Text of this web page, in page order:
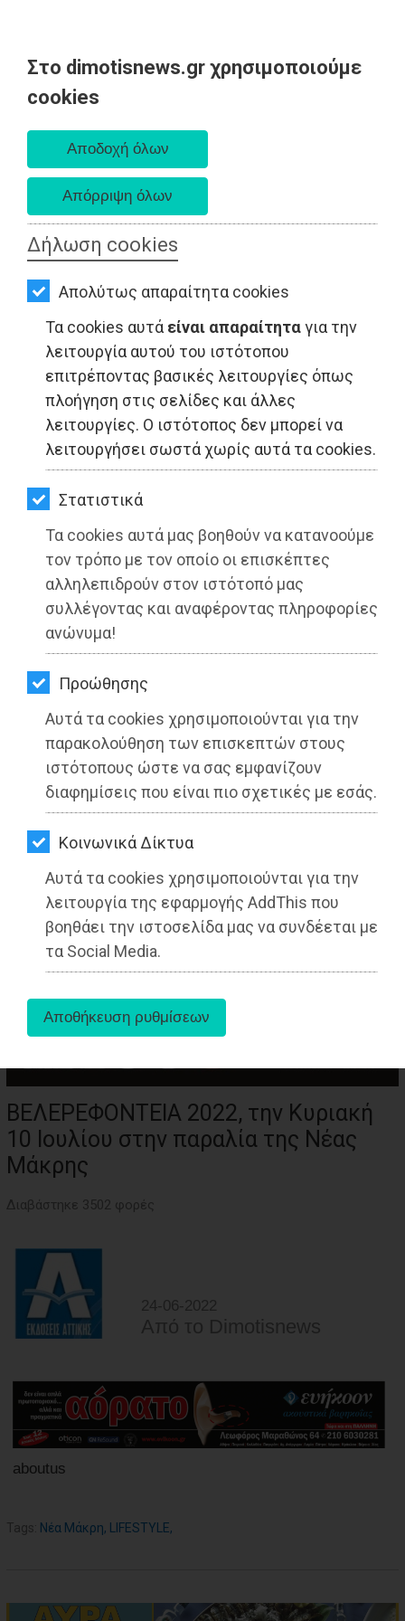
Στο dimotisnews.gr χρησιμοποιούμε
cookies
Δήλωση cookies
Απολύτως απαραίτητα cookies
Τα cookies αυτά είναι απαραίτηταγια την
λειτουργία αυτού του ιστότοπου
επιτρέποντας βασικές λειτουργίες όπως
πλοήγηση στις σελίδες και άλλες
λειτουργίες. Ο ιστότοπος δεν μπορεί να
λειτουργήσει σωστά χωρίς αυτά τα cookies.
Στατιστικά
Τα cookies αυτά μας βοηθούν να κατανοούμε
τον τρόπο με τον οποίο οι επισκέπτες
αλληλεπιδρούν στον ιστότοπό μας
συλλέγοντας και αναφέροντας πληροφορίες
ανώνυμα!
Προώθησης
Αυτά τα cookies χρησιμοποιούνται για την
παρακολούθηση των επισκεπτών στους
ιστότοπους ώστε να σας εμφανίζουν
διαφημίσεις που είναι πιο σχετικές με εσάς.
Kοινωνικά Δίκτυα
Αυτά τα cookies χρησιμοποιούνται για την
λειτουργία της εφαρμογής AddThis που
βοηθάει την ιστοσελίδα μας να συνδέεται με
τα Social Media.
AΡΧΙΚΗ
ΕΙΔΗΣΕΙΣ
ΠΟΛΙΤΙΚΗ
ΤΟΠΙΚΗ
ΑΥΤΟΔΙΟΙΚΗΣΗ
ΟΙΚΟΝΟΜΙΑ
ΑΘΛΗΤΙΣΜΟΣ
ΠΟΛΙΤΙΣΜΟΣ
ΣΠΙΤΙ-
ΚΗΠΟΣ
ΥΓΕΙΑ
LIFESTYLE
ΤΑΞΙΔΙΑ
ΕΞΟΔΟΣ
ΠΕΡΙΒΑΛΛΟΝ
ΚΑΤΟΙΚΙΔΙΟ
ΑΓΓΕΛΙΕΣ
ΕΦΗΜΕΡΙΔΕΣ
OΔΗΓΟΣ
ΑΓΟΡΑΣ
ΨΙΘΥΡΟΙ
ΑΠΟΣΤΟΛΗ
ΑΡΘΡΩΝ
LIFESTYLE - Νέα Μάκρη
ΒΕΛΕΡΕΦΟΝΤΕΙΑ 2022, την Κυριακή
10 Ιουλίου στην παραλία της Νέας
Μάκρης
Διαβάστηκε 3502 φορές
24-06-2022
Από τo Dimotisnews
aboutus
Tags: Νέα Μάκρη, LIFESTYLE,